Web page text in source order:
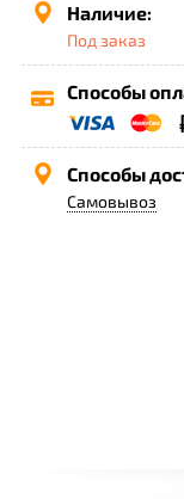
Наличие:
Под заказ
Способы
Способы
Самовывоз